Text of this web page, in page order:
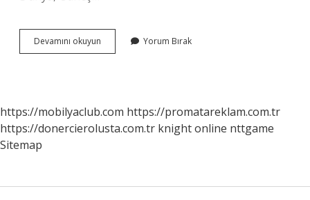
Devamını okuyun
Dördün
Yorum Bırak
https://mobilyaclub.com https://promatareklam.com.tr
https://donercierolusta.com.tr knight online nttgame
Sitemap